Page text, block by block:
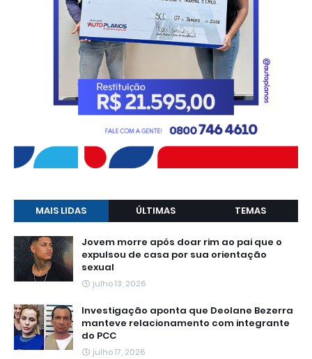
MAIS LIDAS ÚLTIMAS TEMAS
Jovem morre após doar rim ao pai que o
expulsou de casa por sua orientação
sexual
julho 13, 2026
Investigação aponta que Deolane Bezerra
manteve relacionamento com integrante
do PCC
julho 17, 2026